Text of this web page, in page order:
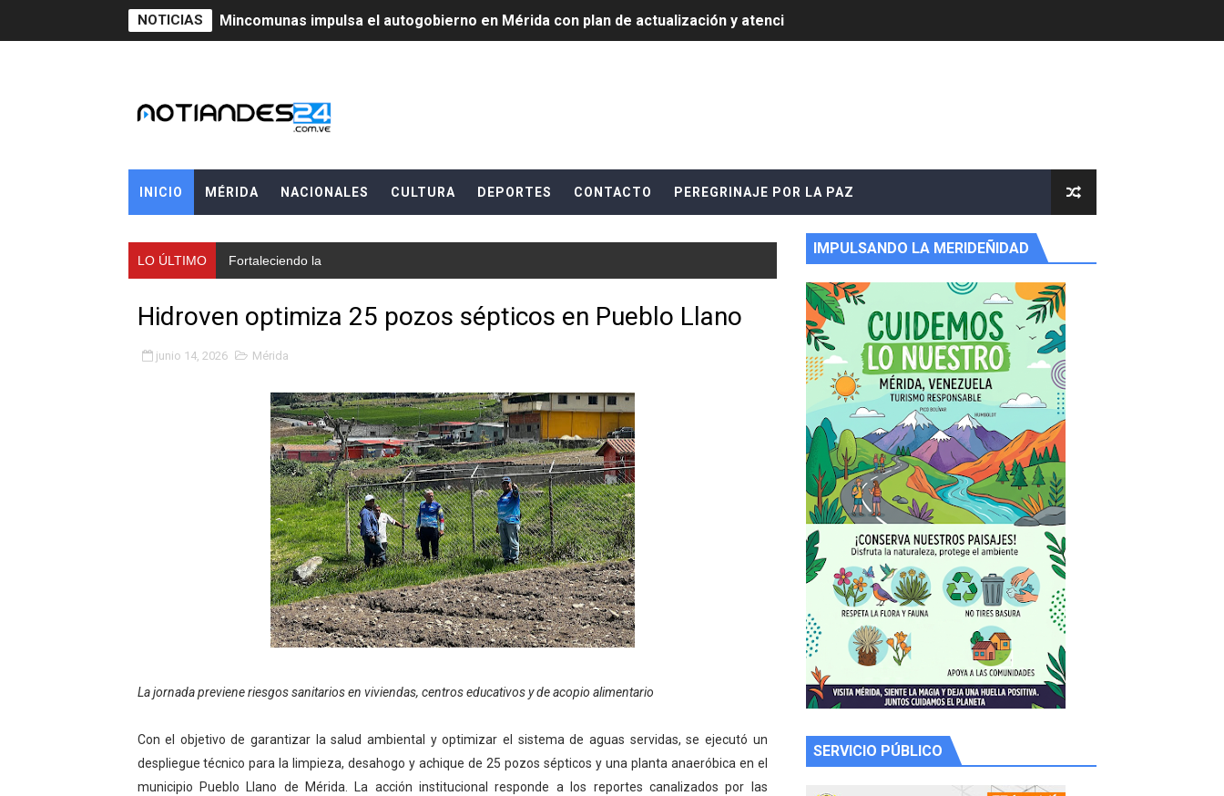
NOTICIAS
Inicia el Plan Cultura Vacacional 2026 en el estado Mérida
Ibime inició tradicional plan vacacional Aventuras en Vacaciones
Merideños disfrutarán del Plan Agosto Escuelas Abiertas 2026
Recreación y formación fortalecen la integración comunitaria en Campo Elías
Club "Rápidos de Zea" brilló en el Primer Festival de Atletismo en homenaje a Giovanny Valero
84 estudiantes celebraron su graduación en el Complejo Educativo Aristóbulo Istúriz
Comunas de Obispo Ramos de Lora avanzan hacia el empoderamiento y la autogestión
Arrancó Plan Vacacional Comunitario Venezuela Renace 2026 en la Don Perucho
Plan Vacacional Venezuela Renace 2026 arrancó con alegría en Lagunillas
Venezuela Renace 2026 lleva sonrisas y prevención a Torondoy
Mérida impulsa el mapa de conocimientos con Encuentro de Formadores Comunales de la Unacom
Complejo Educativo Talento Deportivo lanza Plan Agosto Escuelas Abiertas 2026
Arnaldo Sánchez reinaugura Parque Recreacional Tilingo del Niño y la Niña Azulitense
Corposalud inició talleres para aspirantes al curso de Emergencia Prehospitalaria
Fortalecen formación académica de médicos en proceso de ruralidad
Fortaleciendo la economía comunal en El Vigía con microcréditos a emprendedores y productores
INICIO MÉRIDA NACIONALES CULTURA DEPORTES CONTACTO PEREGRINAJE POR LA PAZ
LO ÚLTIMO Fortaleciendo la economía comunal en El
Hidroven optimiza 25 pozos sépticos en Pueblo Llano
junio 14, 2026 Mérida
La jornada previene riesgos sanitarios en viviendas, centros educativos y de acopio alimentario
Con el objetivo de garantizar la salud ambiental y optimizar el sistema de aguas servidas, se ejecutó un
despliegue técnico para la limpieza, desahogo y achique de 25 pozos sépticos y una planta anaeróbica en el
municipio Pueblo Llano de Mérida. La acción institucional responde a los reportes canalizados por las
IMPULSANDO LA MERIDEÑIDAD
SERVICIO PÚBLICO